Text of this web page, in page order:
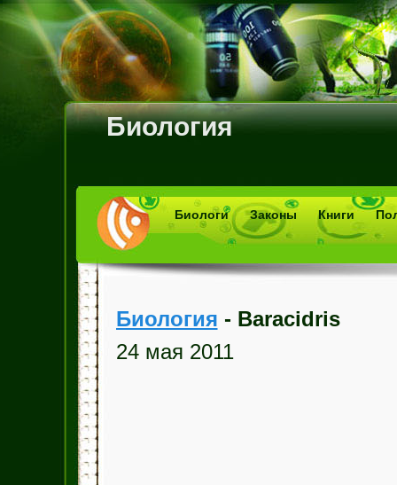
Биология
Биологи Законы Книги
Биология - Baracidris
24 мая 2011